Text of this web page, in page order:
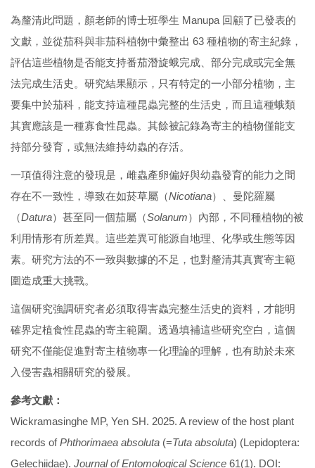
為釐清此問題，顏老師的博士班學生 Manupa 回顧了已發表的
文獻，並從茄科與非茄科植物中彙整出 63 種植物的寄主紀錄，
評估這些植物是否能支持番茄潛旋蛾完成、部分完成或完全無
法完成生活史。研究結果顯示，只有特定的一小部分植物，主
要集中於茄科，能支持這種昆蟲完整的生活史，而且這種蛾類
其實應該是一種寡食性昆蟲。其餘被記錄為寄主的植物僅能支
持部分發育，或無法維持幼蟲的存活。
一項值得注意的發現是，雌蟲產卵偏好與幼蟲發育的能力之間
存在不一致性，導致在如菸草屬（Nicotiana）、曼陀羅屬
（Datura）甚至同一個茄屬（Solanum）內部，不同種植物的被
利用情形有所差異。這些差異可能源自地理、化學或生態等因
素。研究方法的不一致與數據的不足，也對釐清其真實寄主範
圍造成重大挑戰。
這個研究強調研究者必須取得害蟲完整生活史的資料，才能明
確界定植食性昆蟲的寄主範圍。透過填補這些研究空白，這個
研究不僅能促進對寄主植物專一化理論的理解，也有助於未來
入侵害蟲相關研究的發展。
參考文獻：
Wickramasinghe MP, Yen SH. 2025. A review of the host plant
records ofPhthorimaea absoluta (=Tuta absoluta) (Lepidoptera:
Gelechiidae). Journal of Entomological Science 61(1). DOI: